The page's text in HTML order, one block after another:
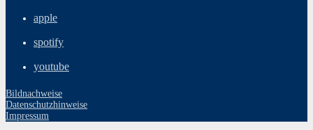
apple
spotify
youtube
Bildnachweise
Datenschutzhinweise
Impressum